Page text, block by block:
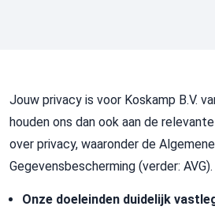
Jouw privacy is voor Koskamp B.V.
houden ons dan ook aan de
over privacy, waaronder de
Gegevensbescherming (verder:
Onze doeleinden duidelijk